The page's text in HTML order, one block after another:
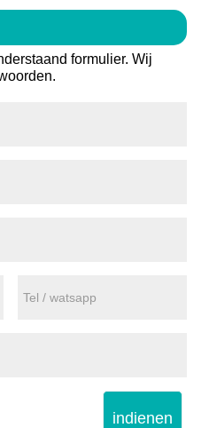
formulier. Wij
indienen